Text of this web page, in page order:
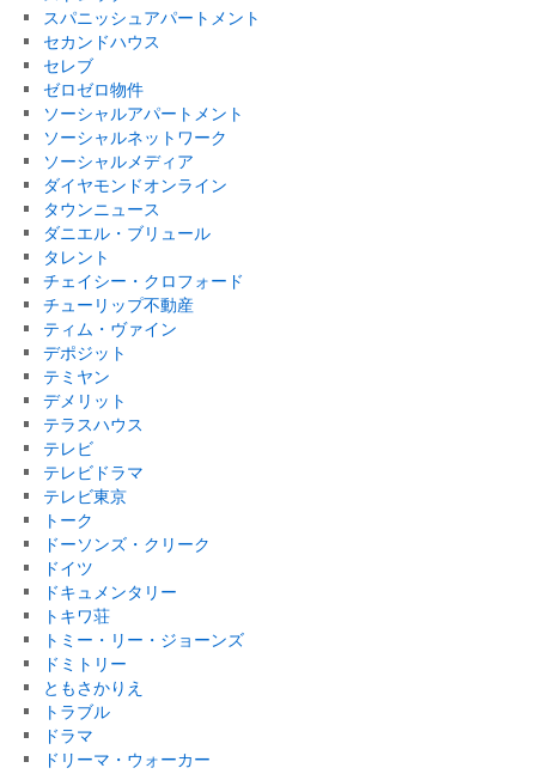
スパニッシュアパートメント
セカンドハウス
セレブ
ゼロゼロ物件
ソーシャルアパートメント
ソーシャルネットワーク
ソーシャルメディア
ダイヤモンドオンライン
タウンニュース
ダニエル・ブリュール
タレント
チェイシー・クロフォード
チューリップ不動産
ティム・ヴァイン
デポジット
テミヤン
デメリット
テラスハウス
テレビ
テレビドラマ
テレビ東京
トーク
ドーソンズ・クリーク
ドイツ
ドキュメンタリー
トキワ荘
トミー・リー・ジョーンズ
ドミトリー
ともさかりえ
トラブル
ドラマ
ドリーマ・ウォーカー